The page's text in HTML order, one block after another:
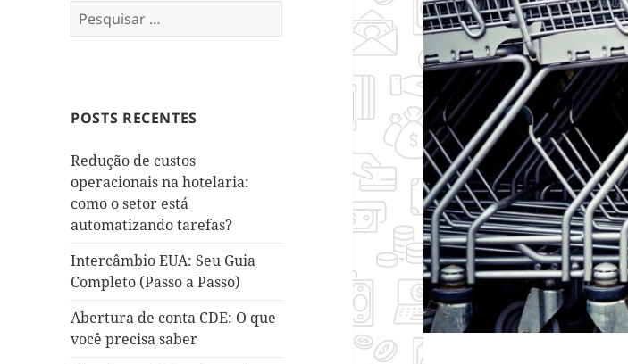
Pesquisar
por:
POSTS RECENTES
Redução de custos
operacionais na hotelaria:
como o setor está
automatizando tarefas?
Intercâmbio EUA: Seu Guia
Completo (Passo a Passo)
Abertura de conta CDE: O que
você precisa saber